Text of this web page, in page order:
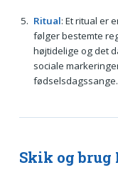
Ritual: Et ritual er
følger bestemte
højtidelige og det
sociale
fødselsdagssange.
Skik og brug